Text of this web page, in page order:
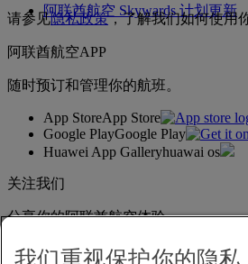
阿联酋航空 Skywards 计划更新
请参见隐私政策，了解我们如何使用
阿联酋航空APP
随时预订和管理你的航班。
App StoreApp Store
Google PlayGoogle Play
Huawei App Galleryhuawai os
关注我们
分享你的阿联酋航空体验。